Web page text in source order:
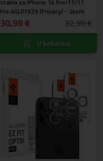
staklo za iPhone 16 Pro/17/17
Pro AGL07929 (Privacy) - 2kom
30,99 €
U košaricu